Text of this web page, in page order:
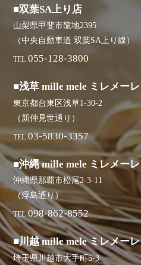
■双葉SA上り店
山梨県甲斐市龍地2395
（中央自動車道 双葉SA上り線）
TEL 055-128-3800
■浅草 mille mele ミレメーレ
東京都台東区浅草1-30-2
（新仲見世通り）
TEL 03-5830-3357
■沖縄 mille mele ミレメーレ
沖縄県那覇市松尾2-3-11
（浮島通り）
TEL 098-862-8552
■川越 mille mele ミレメーレ
埼玉県川越市大手町5-3